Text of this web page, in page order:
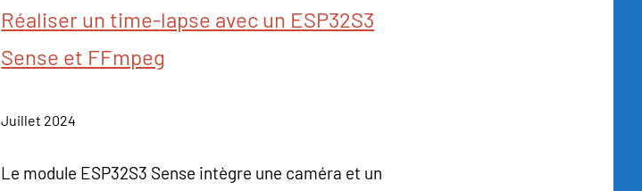
Réaliser un time-lapse avec un ESP32S3
Sense et FFmpeg
Juillet 2024
Le module ESP32S3 Sense intègre une caméra et un